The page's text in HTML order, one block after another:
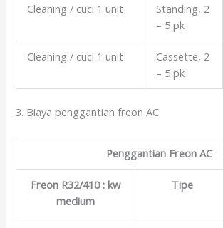
Cleaning / cuci 1 unit
Standing, 2
– 5 pk
Cleaning / cuci 1 unit
Cassette, 2
– 5 pk
3. Biaya penggantian freon AC
Penggantian Freon AC
Freon R32/410 : kw
medium
Tipe